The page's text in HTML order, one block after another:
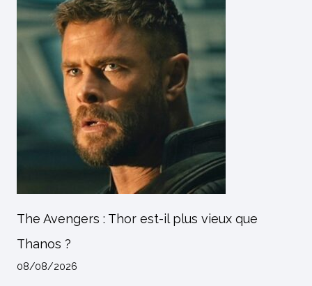
The Avengers : Thor est-il plus vieux que
Thanos ?
08/08/2026